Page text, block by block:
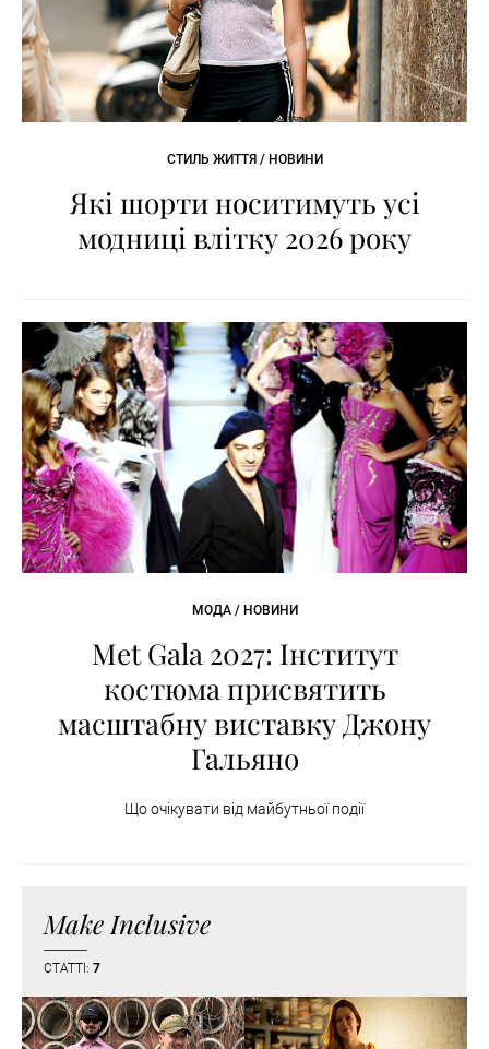
СТИЛЬ ЖИТТЯ / НОВИНИ
Які шорти носитимуть усі
модниці влітку 2026 року
МОДА / НОВИНИ
Met Gala 2027: Інститут
костюма присвятить
масштабну виставку Джону
Гальяно
Що очікувати від майбутньої події
Make Inclusive
СТАТТІ: 7